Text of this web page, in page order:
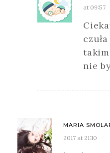
at 09:57
nie
MARIA
2017 at 21:10